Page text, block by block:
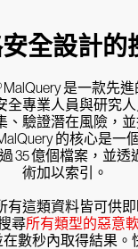
全設計的
MalQuery 是一款先
全專業人員與研究
、驗證潛在風險，
的核心是一
35 億個檔案，並透
術加以索引。
有這類資料皆可供
尋所有類型的惡意
數秒內取得結果。